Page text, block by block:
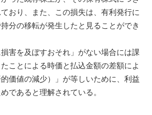
おり、また、この損失は、有利発行に
分の移転が発生したと見ることができ
害を及ぼすおそれ」がない場合には課
ことによる時価と払込金額の差額によ
価値の減少）」が等しいために、利益
であると理解されている。